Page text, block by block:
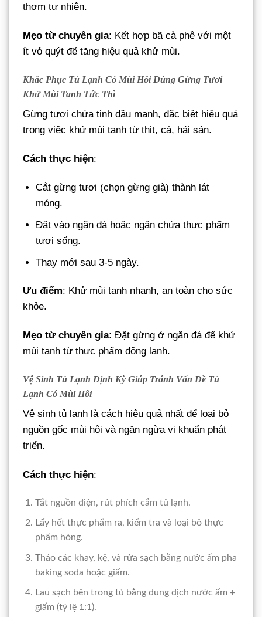
thơm tự nhiên.
Mẹo từ chuyên gia: Kết hợp bã cà phê với một
ít vỏ quýt để tăng hiệu quả khử mùi.
Khắc Phục Tủ Lạnh Có Mùi Hôi Dùng Gừng Tươi
Khử Mùi Tanh Tức Thì
Gừng tươi chứa tinh dầu mạnh, đặc biệt hiệu quả
trong việc khử mùi tanh từ thịt, cá, hải sản.
Cách thực hiện:
Cắt gừng tươi (chọn gừng già) thành lát
mỏng.
Đặt vào ngăn đá hoặc ngăn chứa thực phẩm
tươi sống.
Thay mới sau 3-5 ngày.
Ưu điểm: Khử mùi tanh nhanh, an toàn cho sức
khỏe.
Mẹo từ chuyên gia: Đặt gừng ở ngăn đá để khử
mùi tanh từ thực phẩm đông lạnh.
Vệ Sinh Tủ Lạnh Định Kỳ Giúp Tránh Vấn Đề Tủ
Lạnh Có Mùi Hôi
Vệ sinh tủ lạnh là cách hiệu quả nhất để loại bỏ
nguồn gốc mùi hôi và ngăn ngừa vi khuẩn phát
triển.
Cách thực hiện:
Tắt nguồn điện, rút phích cắm tủ lạnh.
Lấy hết thực phẩm ra, kiểm tra và loại bỏ thực
phẩm hỏng.
Tháo các khay, kệ, và rửa sạch bằng nước ấm pha
baking soda hoặc giấm.
Lau sạch bên trong tủ bằng dung dịch nước ấm +
giấm (tỷ lệ 1:1).